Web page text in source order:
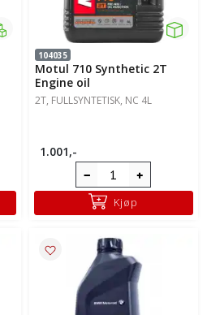
104035
Motul 710 Synthetic 2T
Engine oil
2T, FULLSYNTETISK, NC 4L
1.001,-
Kjøp